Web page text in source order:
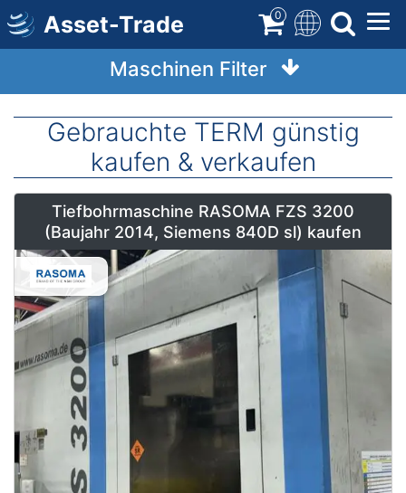
Direkt
zum
Inhalt
Asset-Trade 0
Maschinen Filter
Gebrauchte TERM günstig
kaufen & verkaufen
Tiefbohrmaschine RASOMA FZS 3200
(Baujahr 2014, Siemens 840D sl) kaufen